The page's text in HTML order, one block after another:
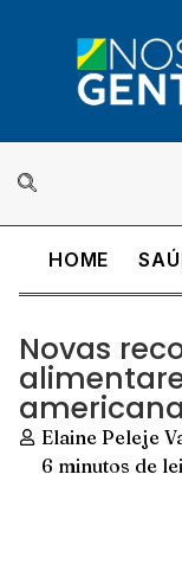
HOME
Novas
americana
Elaine Peleje
6 minutos de